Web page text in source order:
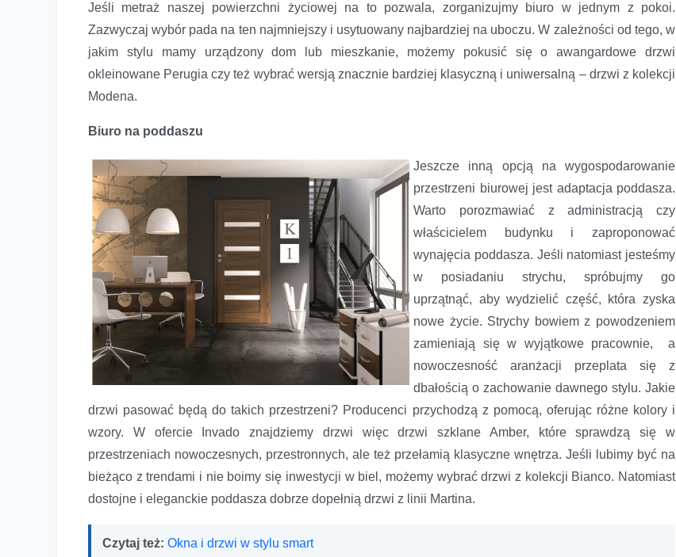
Jeśli metraż naszej powierzchni życiowej na to pozwala, zorganizujmy biuro w jednym z pokoi.
Zazwyczaj wybór pada na ten najmniejszy i usytuowany najbardziej na uboczu. W zależności od tego, w
jakim stylu mamy urządzony dom lub mieszkanie, możemy pokusić się o awangardowe drzwi
okleinowane Perugia czy też wybrać wersją znacznie bardziej klasyczną i uniwersalną – drzwi z kolekcji
Modena.
Biuro na poddaszu
Jeszcze inną opcją na wygospodarowanie
przestrzeni biurowej jest adaptacja poddasza.
Warto porozmawiać z administracją czy
właścicielem budynku i zaproponować
wynajęcia poddasza. Jeśli natomiast jesteśmy
w posiadaniu strychu, spróbujmy go
uprzątnąć, aby wydzielić część, która zyska
nowe życie. Strychy bowiem z powodzeniem
zamieniają się w wyjątkowe pracownie, a
nowoczesność aranżacji przeplata się z
dbałością o zachowanie dawnego stylu. Jakie
drzwi pasować będą do takich przestrzeni? Producenci przychodzą z pomocą, oferując różne kolory i
wzory. W ofercie Invado znajdziemy drzwi więc drzwi szklane Amber, które sprawdzą się w
przestrzeniach nowoczesnych, przestronnych, ale też przełamią klasyczne wnętrza. Jeśli lubimy być na
bieżąco z trendami i nie boimy się inwestycji w biel, możemy wybrać drzwi z kolekcji Bianco. Natomiast
dostojne i eleganckie poddasza dobrze dopełnią drzwi z linii Martina.
Czytaj też: Okna i drzwi w stylu smart